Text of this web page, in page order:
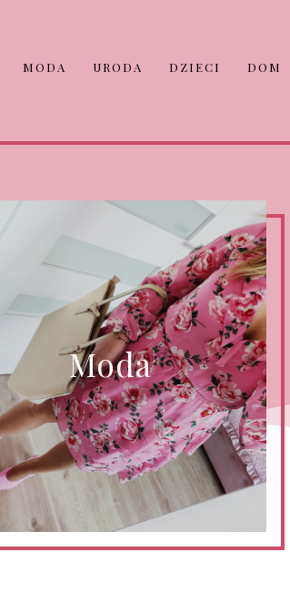
MODA URODA DZIECI DOM
Moda